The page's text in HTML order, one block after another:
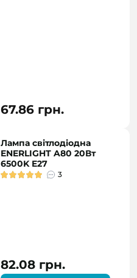
67.86 грн.
Лампа світлодіодна
ENERLIGHT A80 20Вт
6500K E27
3
82.08 грн.